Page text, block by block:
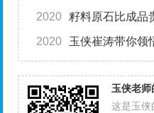
2020 籽料原石比成品
2020 玉侠崔涛带你领
玉侠老师
这是玉侠